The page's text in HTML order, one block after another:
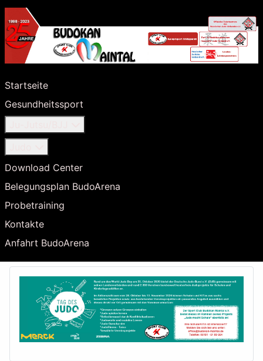
Startseite
Gesundheitssport
Download Center
Belegungsplan BudoArena
Probetraining
Kontakte
Anfahrt BudoArena